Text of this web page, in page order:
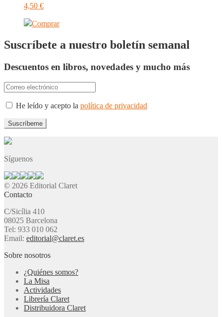
4,50 €
Comprar
Suscríbete a nuestro boletín semanal
Descuentos en libros, novedades y mucho más
He leído y acepto la política de privacidad
Síguenos
© 2026 Editorial Claret
Contacto
C/Sicília 410
08025 Barcelona
Tel: 933 010 062
Email: editorial@claret.es
Sobre nosotros
¿Quiénes somos?
La Misa
Actividades
Librería Claret
Distribuidora Claret